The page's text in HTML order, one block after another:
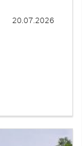
20.07.2026